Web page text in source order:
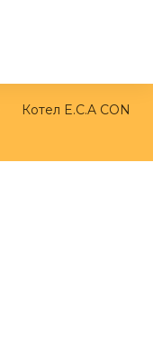
Котел E.C.A CON